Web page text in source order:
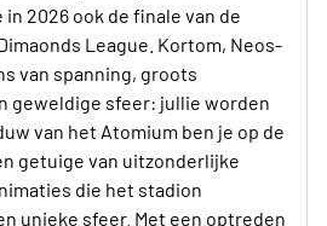
in 2026 ook de finale van de
League. Kortom, Neos-
van spanning, groots
geweldige sfeer: jullie worden
van het Atomium ben je op de
getuige van uitzonderlijke
die het stadion
unieke sfeer. Met een optreden